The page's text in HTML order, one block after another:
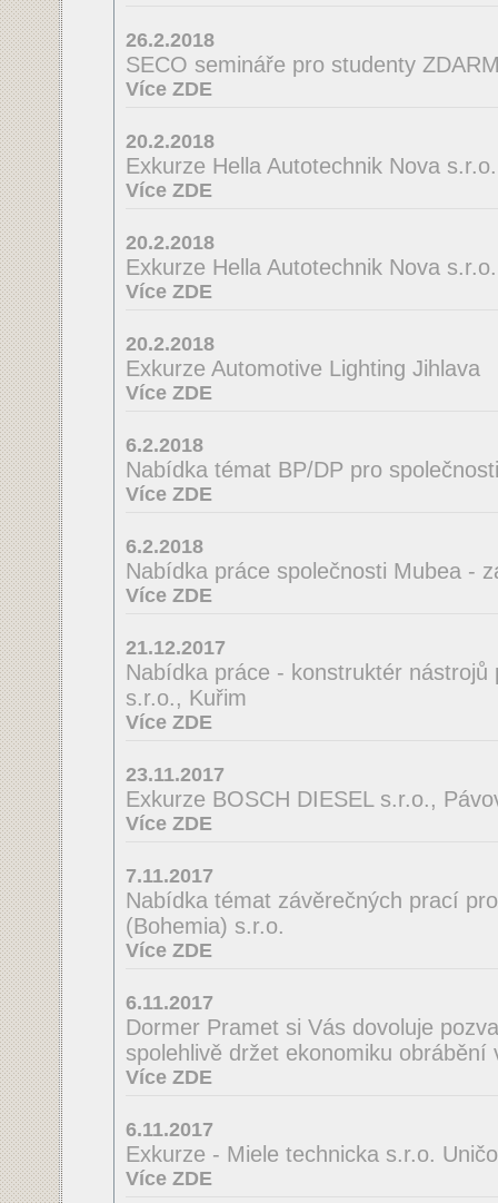
26.2.2018
SECO semináře pro studenty
Více ZDE
20.2.2018
Exkurze Hella Autotechnik Nova
Více ZDE
20.2.2018
Exkurze Hella Autotechnik Nova
Více ZDE
20.2.2018
Exkurze Automotive Lighting Jihlava
Více ZDE
6.2.2018
Nabídka témat BP/DP pro
Více ZDE
6.2.2018
Nabídka práce společnosti Mubea -
Více ZDE
21.12.2017
Nabídka práce - konstruktér
s.r.o., Kuřim
Více ZDE
23.11.2017
Exkurze BOSCH DIESEL s.r.o.,
Více ZDE
7.11.2017
Nabídka témat závěrečných prací
(Bohemia) s.r.o.
Více ZDE
6.11.2017
Dormer Pramet si Vás dovoluje
spolehlivě držet ekonomiku obrábění
Více ZDE
6.11.2017
Exkurze - Miele technicka s.r.o.
Více ZDE